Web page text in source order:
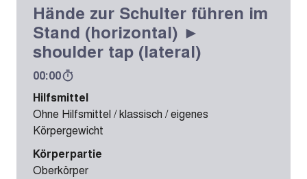
Hände zur Schulter führen im
Stand (horizontal) ►
shoulder tap (lateral)
00:00
Hilfsmittel
Ohne Hilfsmittel / klassisch / eigenes
Körpergewicht
Körperpartie
Oberkörper